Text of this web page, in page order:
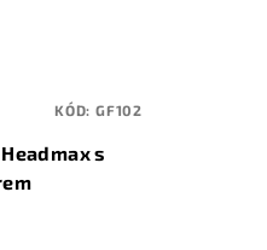
s
KÓD: GF102